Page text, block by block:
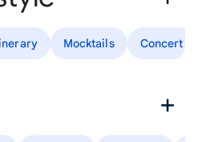
Mocktails Concert